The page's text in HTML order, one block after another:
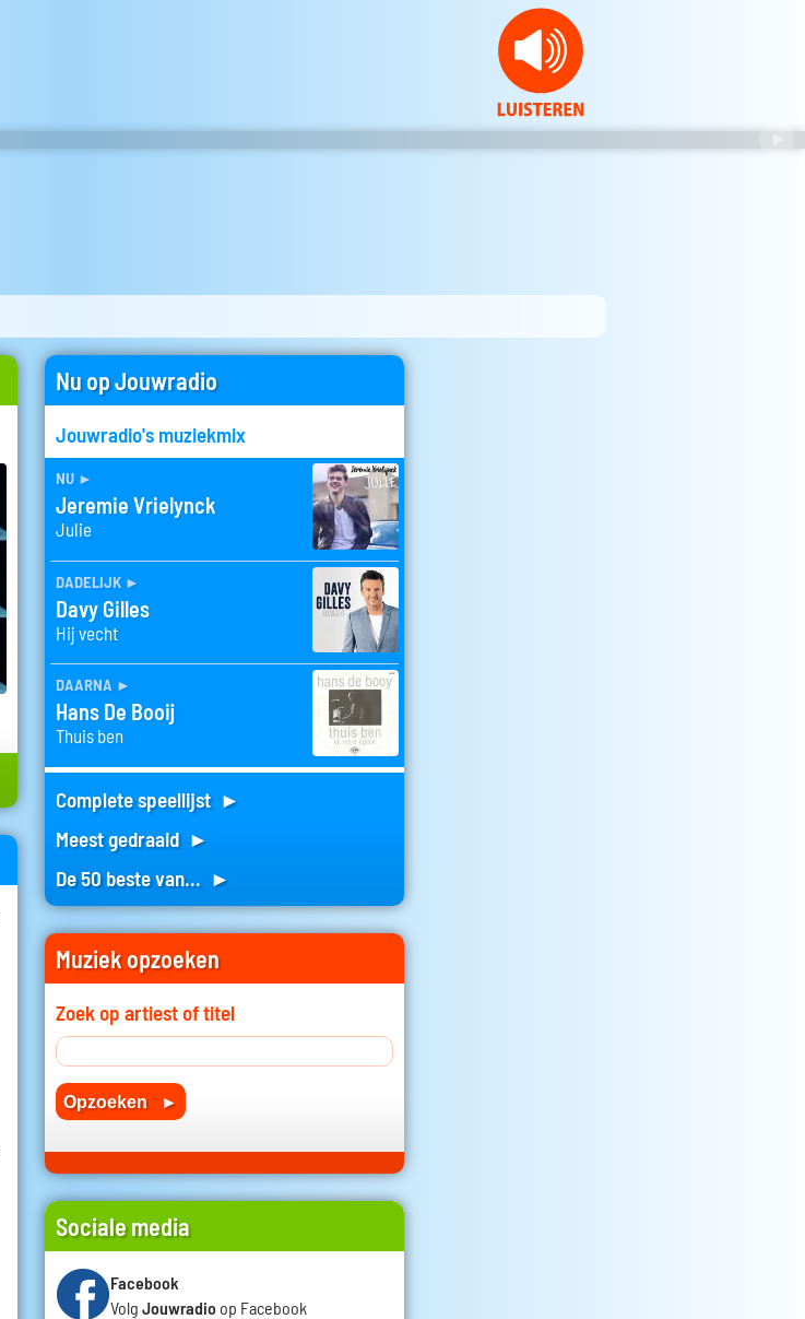
Nu op Jouwradio
Jouwradio's muziekmix
nu ►
Jeremie Vrielynck
Julie
dadelijk ►
Davy Gilles
Hij vecht
daarna ►
Hans De Booij
Thuis ben
Complete speellijst ►
Meest gedraaid ►
De 50 beste van... ►
Muziek opzoeken
Zoek op artiest of titel
Sociale media
Facebook
Volg Jouwradio op Facebook